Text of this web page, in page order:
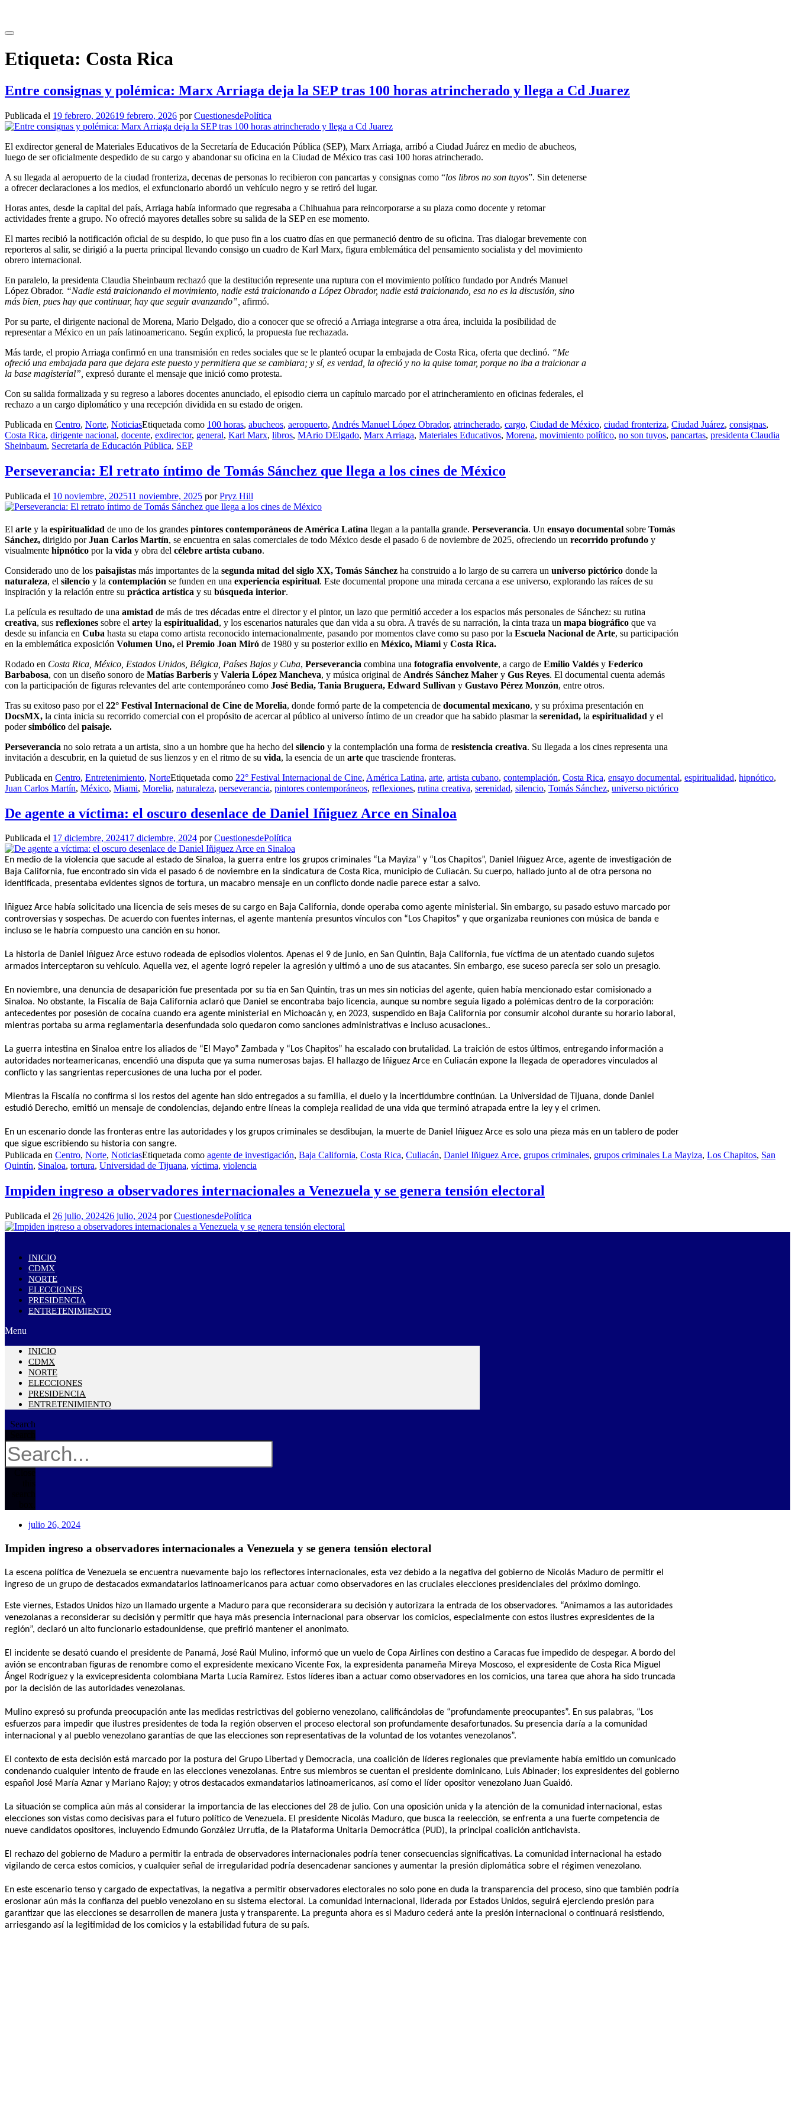
contenido
Etiqueta: Costa Rica
Entre consignas y polémica: Marx Arriaga deja la SEP tras 100 horas atrincherado y llega a Cd Juarez
Publicada el 19 febrero, 202619 febrero, 2026 porCuestionesdePolítica
El exdirector general de Materiales Educativos de la Secretaría de Educación Pública (SEP), Marx Arriaga, arribó a Ciudad Juárez en medio de abucheos,
luego de ser oficialmente despedido de su cargo y abandonar su oficina en la Ciudad de México tras casi 100 horas atrincherado.
A su llegada al aeropuerto de la ciudad fronteriza, decenas de personas lo recibieron con pancartas y consignas como “los libros no son tuyos”. Sin detenerse
a ofrecer declaraciones a los medios, el exfuncionario abordó un vehículo negro y se retiró del lugar.
Horas antes, desde la capital del país, Arriaga había informado que regresaba a Chihuahua para reincorporarse a su plaza como docente y retomar
actividades frente a grupo. No ofreció mayores detalles sobre su salida de la SEP en ese momento.
El martes recibió la notificación oficial de su despido, lo que puso fin a los cuatro días en que permaneció dentro de su oficina. Tras dialogar brevemente con
reporteros al salir, se dirigió a la puerta principal llevando consigo un cuadro de Karl Marx, figura emblemática del pensamiento socialista y del movimiento
obrero internacional.
En paralelo, la presidenta Claudia Sheinbaum rechazó que la destitución represente una ruptura con el movimiento político fundado por Andrés Manuel
López Obrador. “Nadie está traicionando el movimiento, nadie está traicionando a López Obrador, nadie está traicionando, esa no es la discusión, sino
más bien, pues hay que continuar, hay que seguir avanzando”, afirmó.
Por su parte, el dirigente nacional de Morena, Mario Delgado, dio a conocer que se ofreció a Arriaga integrarse a otra área, incluida la posibilidad de
representar a México en un país latinoamericano. Según explicó, la propuesta fue rechazada.
Más tarde, el propio Arriaga confirmó en una transmisión en redes sociales que se le planteó ocupar la embajada de Costa Rica, oferta que declinó. “Me
ofreció una embajada para que dejara este puesto y permitiera que se cambiara; y sí, es verdad, la ofreció y no la quise tomar, porque no iba a traicionar a
la base magisterial”, expresó durante el mensaje que inició como protesta.
Con su salida formalizada y su regreso a labores docentes anunciado, el episodio cierra un capítulo marcado por el atrincheramiento en oficinas federales, el
rechazo a un cargo diplomático y una recepción dividida en su estado de origen.
Publicada en Centro, Norte, NoticiasEtiquetada como 100 horas, abucheos, aeropuerto, Andrés Manuel López Obrador, atrincherado, cargo, Ciudad de México, ciudad fronteriza, Ciudad Juárez, consignas,
Costa Rica, dirigente nacional, docente, exdirector, general, Karl Marx, libros, MArio DElgado, Marx Arriaga, Materiales Educativos, Morena, movimiento político, no son tuyos, pancartas, presidenta Claudia
Sheinbaum, Secretaría de Educación Pública, SEP
Perseverancia: El retrato íntimo de Tomás Sánchez que llega a los cines de México
Publicada el 10 noviembre, 202511 noviembre, 2025 porPryz Hill
El arte y la espiritualidad de uno de los grandes pintores contemporáneos de América Latina llegan a la pantalla grande. Perseverancia. Un ensayo documental sobre Tomás
Sánchez, dirigido porJuan Carlos Martín, se encuentra en salas comerciales de todo México desde el pasado 6 de noviembre de 2025, ofreciendo un recorrido profundo y
visualmente hipnótico por la vida y obra del célebre artista cubano.
Considerado uno de los paisajistas más importantes de la segunda mitad del siglo XX, Tomás Sánchez ha construido a lo largo de su carrera un universo pictórico donde la
naturaleza, el silencio y la contemplación se funden en una experiencia espiritual. Este documental propone una mirada cercana a ese universo, explorando las raíces de su
inspiración y la relación entre su práctica artística y su búsqueda interior.
La película es resultado de una amistad de más de tres décadas entre el director y el pintor, un lazo que permitió acceder a los espacios más personales de Sánchez: su rutina
creativa, sus reflexiones sobre el artey la espiritualidad, y los escenarios naturales que dan vida a su obra. A través de su narración, la cinta traza un mapa biográfico que va
desde su infancia en Cuba hasta su etapa como artista reconocido internacionalmente, pasando por momentos clave como su paso por la Escuela Nacional de Arte, su participación
en la emblemática exposición Volumen Uno, el Premio Joan Miró de 1980 y su posterior exilio en México, Miami y Costa Rica.
Rodado en Costa Rica, México, Estados Unidos, Bélgica, Países Bajos y Cuba, Perseverancia combina una fotografía envolvente, a cargo de Emilio Valdés y Federico
Barbabosa, con un diseño sonoro de Matías Barberis y Valeria López Mancheva, y música original de Andrés Sánchez Maher y Gus Reyes. El documental cuenta además
con la participación de figuras relevantes del arte contemporáneo como José Bedia, Tania Bruguera, Edward Sullivan y Gustavo Pérez Monzón, entre otros.
Tras su exitoso paso por el 22° Festival Internacional de Cine de Morelia, donde formó parte de la competencia de documental mexicano, y su próxima presentación en
DocsMX, la cinta inicia su recorrido comercial con el propósito de acercar al público al universo íntimo de un creador que ha sabido plasmar la serenidad, la espiritualidad y el
podersimbólico del paisaje.
Perseverancia no solo retrata a un artista, sino a un hombre que ha hecho del silencio y la contemplación una forma de resistencia creativa. Su llegada a los cines representa una
invitación a descubrir, en la quietud de sus lienzos y en el ritmo de su vida, la esencia de un arte que trasciende fronteras.
Publicada en Centro, Entretenimiento, NorteEtiquetada como 22° Festival Internacional de Cine, América Latina, arte, artista cubano, contemplación, Costa Rica, ensayo documental, espiritualidad, hipnótico,
Juan Carlos Martín, México, Miami, Morelia, naturaleza, perseverancia, pintores contemporáneos, reflexiones, rutina creativa, serenidad, silencio, Tomás Sánchez, universo pictórico
De agente a víctima: el oscuro desenlace de Daniel Iñiguez Arce en Sinaloa
Publicada el 17 diciembre, 202417 diciembre, 2024 porCuestionesdePolítica
En medio de la violencia que sacude al estado de Sinaloa, la guerra entre los grupos criminales “La Mayiza” y “Los Chapitos”, Daniel Iñiguez Arce, agente de investigación de
Baja California, fue encontrado sin vida el pasado 6 de noviembre en la sindicatura de Costa Rica, municipio de Culiacán. Su cuerpo, hallado junto al de otra persona no
identificada, presentaba evidentes signos de tortura, un macabro mensaje en un conflicto donde nadie parece estar a salvo.
Iñiguez Arce había solicitado una licencia de seis meses de su cargo en Baja California, donde operaba como agente ministerial. Sin embargo, su pasado estuvo marcado por
controversias y sospechas. De acuerdo con fuentes internas, el agente mantenía presuntos vínculos con “Los Chapitos” y que organizaba reuniones con música de banda e
incluso se le habría compuesto una canción en su honor.
La historia de Daniel Iñiguez Arce estuvo rodeada de episodios violentos. Apenas el 9 de junio, en San Quintín, Baja California, fue víctima de un atentado cuando sujetos
armados interceptaron su vehículo. Aquella vez, el agente logró repeler la agresión y ultimó a uno de sus atacantes. Sin embargo, ese suceso parecía ser solo un presagio.
En noviembre, una denuncia de desaparición fue presentada por su tía en San Quintín, tras un mes sin noticias del agente, quien había mencionado estar comisionado a
Sinaloa. No obstante, la Fiscalía de Baja California aclaró que Daniel se encontraba bajo licencia, aunque su nombre seguía ligado a polémicas dentro de la corporación:
antecedentes por posesión de cocaína cuando era agente ministerial en Michoacán y, en 2023, suspendido en Baja California por consumir alcohol durante su horario laboral,
mientras portaba su arma reglamentaria desenfundada solo quedaron como sanciones administrativas e incluso acusaciones..
La guerra intestina en Sinaloa entre los aliados de “El Mayo” Zambada y “Los Chapitos” ha escalado con brutalidad. La traición de estos últimos, entregando información a
autoridades norteamericanas, encendió una disputa que ya suma numerosas bajas. El hallazgo de Iñiguez Arce en Culiacán expone la llegada de operadores vinculados al
conflicto y las sangrientas repercusiones de una lucha por el poder.
Mientras la Fiscalía no confirma si los restos del agente han sido entregados a su familia, el duelo y la incertidumbre continúan. La Universidad de Tijuana, donde Daniel
estudió Derecho, emitió un mensaje de condolencias, dejando entre líneas la compleja realidad de una vida que terminó atrapada entre la ley y el crimen.
En un escenario donde las fronteras entre las autoridades y los grupos criminales se desdibujan, la muerte de Daniel Iñiguez Arce es solo una pieza más en un tablero de poder
que sigue escribiendo su historia con sangre.
Publicada en Centro, Norte, NoticiasEtiquetada como agente de investigación, Baja California, Costa Rica, Culiacán, Daniel Iñiguez Arce, grupos criminales, grupos criminales La Mayiza, Los Chapitos, San
Quintín, Sinaloa, tortura, Universidad de Tijuana, víctima, violencia
Impiden ingreso a observadores internacionales a Venezuela y se genera tensión electoral
Publicada el 26 julio, 202426 julio, 2024 porCuestionesdePolítica
INICIO
CDMX
NORTE
ELECCIONES
PRESIDENCIA
ENTRETENIMIENTO
Menu
INICIO
CDMX
NORTE
ELECCIONES
PRESIDENCIA
ENTRETENIMIENTO
Search
julio 26, 2024
Impiden ingreso a observadores internacionales a Venezuela y se genera tensión electoral
La escena política de Venezuela se encuentra nuevamente bajo los reflectores internacionales, esta vez debido a la negativa del gobierno de Nicolás Maduro de permitir el
ingreso de un grupo de destacados exmandatarios latinoamericanos para actuar como observadores en las cruciales elecciones presidenciales del próximo domingo.
Este viernes, Estados Unidos hizo un llamado urgente a Maduro para que reconsiderara su decisión y autorizara la entrada de los observadores. “Animamos a las autoridades
venezolanas a reconsiderar su decisión y permitir que haya más presencia internacional para observar los comicios, especialmente con estos ilustres expresidentes de la
región”, declaró un alto funcionario estadounidense, que prefirió mantener el anonimato.
El incidente se desató cuando el presidente de Panamá, José Raúl Mulino, informó que un vuelo de Copa Airlines con destino a Caracas fue impedido de despegar. A bordo del
avión se encontraban figuras de renombre como el expresidente mexicano Vicente Fox, la expresidenta panameña Mireya Moscoso, el expresidente de Costa Rica Miguel
Ángel Rodríguez y la exvicepresidenta colombiana Marta Lucía Ramírez. Estos líderes iban a actuar como observadores en los comicios, una tarea que ahora ha sido truncada
por la decisión de las autoridades venezolanas.
Mulino expresó su profunda preocupación ante las medidas restrictivas del gobierno venezolano, calificándolas de “profundamente preocupantes”. En sus palabras, “Los
esfuerzos para impedir que ilustres presidentes de toda la región observen el proceso electoral son profundamente desafortunados. Su presencia daría a la comunidad
internacional y al pueblo venezolano garantías de que las elecciones son representativas de la voluntad de los votantes venezolanos”.
El contexto de esta decisión está marcado por la postura del Grupo Libertad y Democracia, una coalición de líderes regionales que previamente había emitido un comunicado
condenando cualquier intento de fraude en las elecciones venezolanas. Entre sus miembros se cuentan el presidente dominicano, Luis Abinader; los expresidentes del gobierno
español José María Aznar y Mariano Rajoy; y otros destacados exmandatarios latinoamericanos, así como el líder opositor venezolano Juan Guaidó.
La situación se complica aún más al considerar la importancia de las elecciones del 28 de julio. Con una oposición unida y la atención de la comunidad internacional, estas
elecciones son vistas como decisivas para el futuro político de Venezuela. El presidente Nicolás Maduro, que busca la reelección, se enfrenta a una fuerte competencia de
nueve candidatos opositores, incluyendo Edmundo González Urrutia, de la Plataforma Unitaria Democrática (PUD), la principal coalición antichavista.
El rechazo del gobierno de Maduro a permitir la entrada de observadores internacionales podría tener consecuencias significativas. La comunidad internacional ha estado
vigilando de cerca estos comicios, y cualquier señal de irregularidad podría desencadenar sanciones y aumentar la presión diplomática sobre el régimen venezolano.
En este escenario tenso y cargado de expectativas, la negativa a permitir observadores electorales no solo pone en duda la transparencia del proceso, sino que también podría
erosionar aún más la confianza del pueblo venezolano en su sistema electoral. La comunidad internacional, liderada por Estados Unidos, seguirá ejerciendo presión para
garantizar que las elecciones se desarrollen de manera justa y transparente. La pregunta ahora es si Maduro cederá ante la presión internacional o continuará resistiendo,
arriesgando así la legitimidad de los comicios y la estabilidad futura de su país.